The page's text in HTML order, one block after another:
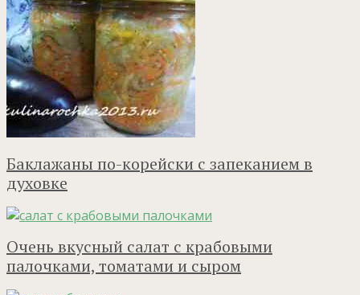
Баклажаны по-корейски с запеканием в
духовке
Очень вкусный салат с крабовыми
палочками, томатами и сыром